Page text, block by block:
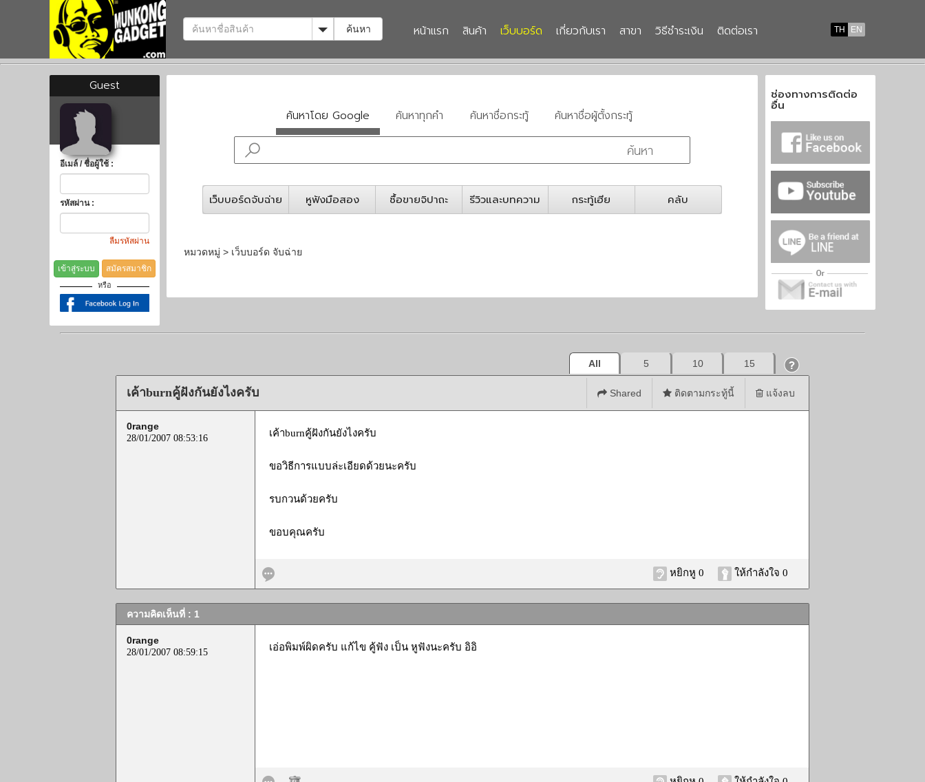
Toggle Dropdown
ค้นหา TH EN
หน้าแรก สินค้า เว็บบอร์ด เกี่ยวกับเรา สาขา วิธีชำระเงิน ติดต่อเรา
Guest
อีเมล์ / ชื่อผู้ใช้ :
รหัสผ่าน :
ลืมรหัสผ่าน
เข้าสู่ระบบ สมัครสมาชิก
หรือ
ค้นหาโดย Google ค้นหาทุกคำ ค้นหาชื่อกระทู้ ค้นหาชื่อผู้ตั้งกระทู้
เว็บบอร์ดจับฉ่าย หูฟังมือสอง ซื้อขายจิปาถะ รีวิวและบทความ กระทู้เฮีย คลับ
หมวดหมู่ > เว็บบอร์ด จับฉ่าย
ช่องทางการติดต่อ
อื่น
All 5 10 15
เค้าburnคู้ฝังกันยังไงครับ Shared ติดตามกระทู้นี้ แจ้งลบ
0range
28/01/2007 08:53:16 เค้าburnคู้ฝังกันยังไงครับ
ขอวิธีการแบบล่ะเอียดด้วยนะครับ
รบกวนด้วยครับ
ขอบคุณครับ
ให้กำลังใจ 0
หยิกหู 0
ความคิดเห็นที่ : 1
0range
28/01/2007 08:59:15 เอ่อพิมพ์ผิดครับ แก้ไข คู้ฟัง เป็น หูฟังนะครับ อิอิ